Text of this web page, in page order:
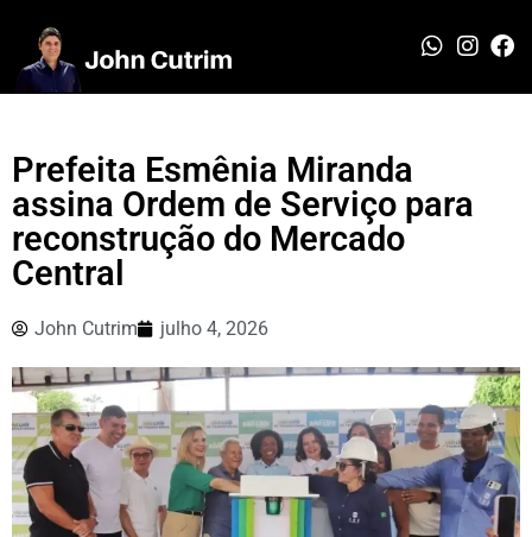
Prefeita Esmênia Miranda
assina Ordem de Serviço para
reconstrução do Mercado
Central
John Cutrim julho 4, 2026